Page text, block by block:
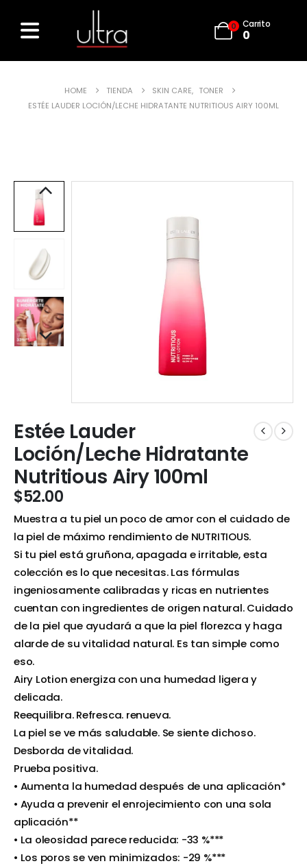
0 Carrito
0
HOME TIENDA SKIN CARE, TONER
ESTÉE LAUDER LOCIÓN/LECHE HIDRATANTE NUTRITIOUS AIRY 100ML
Estée Lauder
Loción/Leche Hidratante
Nutritious Airy 100ml
$52.00
Muestra a tu piel un poco de amor con el cuidado de
la piel de máximo rendimiento de NUTRITIOUS.
Si tu piel está gruñona, apagada e irritable, esta
colección es lo que necesitas. Las fórmulas
ingeniosamente calibradas y ricas en nutrientes
cuentan con ingredientes de origen natural. Cuidado
de la piel que ayudará a que la piel florezca y haga
alarde de su vitalidad natural. Es tan simple como
eso.
Airy Lotion energiza con una humedad ligera y
delicada.
Reequilibra. Refresca. renueva.
La piel se ve más saludable. Se siente dichoso.
Desborda de vitalidad.
Prueba positiva.
• Aumenta la humedad después de una aplicación*
• Ayuda a prevenir el enrojecimiento con una sola
aplicación**
• La oleosidad parece reducida: -33 %***
• Los poros se ven minimizados: -29 %***